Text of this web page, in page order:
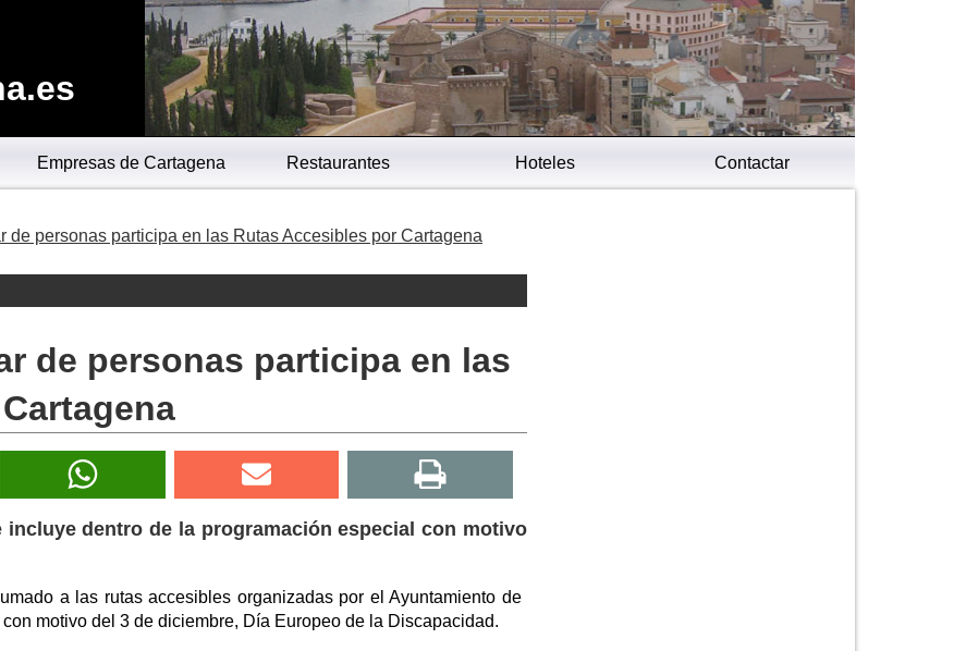
Empresas de Cartagena Restaurantes Hoteles Contactar
de personas participa en las Rutas Accesibles por Cartagena
de personas participa en las
dentro de la programación especial con motivo
a las rutas accesibles organizadas por el Ayuntamiento de
motivo del 3 de diciembre, Día Europeo de la Discapacidad.